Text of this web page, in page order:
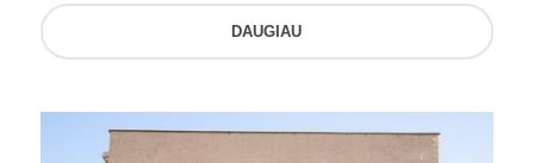
DAUGIAU